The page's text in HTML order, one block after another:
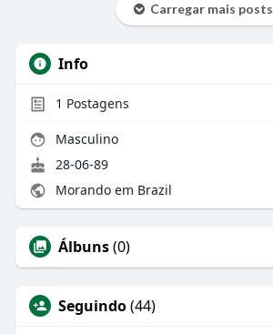
Carregar mais posts
Info
1 Postagens
Masculino
28-06-89
Morando em Brazil
Álbuns(0)
Seguindo(44)